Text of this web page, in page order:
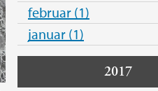
februar (1)
januar (1)
2017